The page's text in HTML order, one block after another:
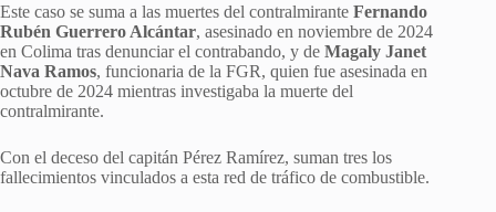
Este caso se suma a las muertes del contralmirante Fernando
Rubén Guerrero Alcántar, asesinado en noviembre de 2024
en Colima tras denunciar el contrabando, y de Magaly Janet
Nava Ramos, funcionaria de la FGR, quien fue asesinada en
octubre de 2024 mientras investigaba la muerte del
contralmirante.
Con el deceso del capitán Pérez Ramírez, suman tres los
fallecimientos vinculados a esta red de tráfico de combustible.